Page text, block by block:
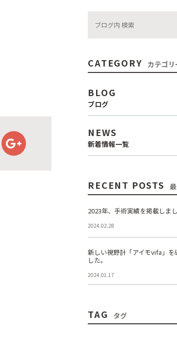
CATEGORY カテゴリ
BLOG
ブログ
NEWS
新着情報一覧
RECENT POSTS
2023年、手術実績を掲載しまし
2024.02.28
新しい視野計「アイモvifa」を
した。
2024.01.17
TAG タグ